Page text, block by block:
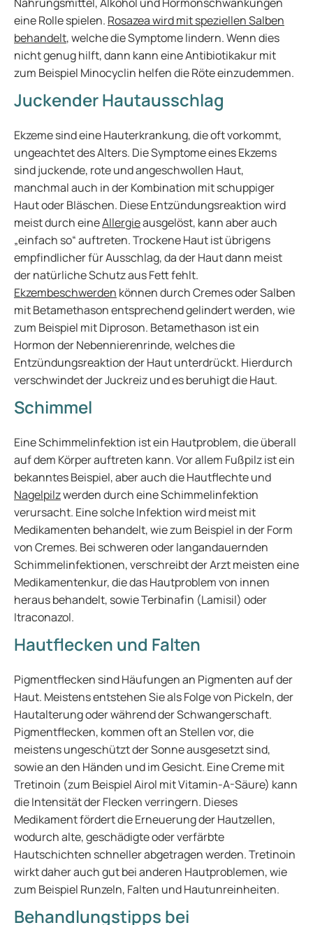
eine Rolle spielen. Rosazea wird mit speziellen Salben
behandelt, welche die Symptome lindern. Wenn dies
nicht genug hilft, dann kann eine Antibiotikakur mit
zum Beispiel Minocyclin helfen die Röte einzudemmen.
Juckender Hautausschlag
Ekzeme sind eine Hauterkrankung, die oft vorkommt,
ungeachtet des Alters. Die Symptome eines Ekzems
sind juckende, rote und angeschwollen Haut,
manchmal auch in der Kombination mit schuppiger
Haut oder Bläschen. Diese Entzündungsreaktion wird
meist durch eineAllergieausgelöst, kann aber auch
„einfach so“ auftreten. Trockene Haut ist übrigens
empfindlicher für Ausschlag, da der Haut dann meist
der natürliche Schutz aus Fett fehlt.
Ekzembeschwerden können durch Cremes oder Salben
mit Betamethason entsprechend gelindert werden, wie
zum Beispiel mit Diproson. Betamethason ist ein
Hormon der Nebennierenrinde, welches die
Entzündungsreaktion der Haut unterdrückt. Hierdurch
verschwindet der Juckreiz und es beruhigt die Haut.
Schimmel
Eine Schimmelinfektion ist ein Hautproblem, die überall
auf dem Körper auftreten kann. Vor allem Fußpilz ist ein
bekanntes Beispiel, aber auch die Hautflechte und
Nagelpilzwerden durch eine Schimmelinfektion
verursacht. Eine solche Infektion wird meist mit
Medikamenten behandelt, wie zum Beispiel in der Form
von Cremes. Bei schweren oder langandauernden
Schimmelinfektionen, verschreibt der Arzt meisten eine
Medikamentenkur, die das Hautproblem von innen
heraus behandelt, sowie Terbinafin (Lamisil) oder
Itraconazol.
Hautflecken und Falten
Pigmentflecken sind Häufungen an Pigmenten auf der
Haut. Meistens entstehen Sie als Folge von Pickeln, der
Hautalterung oder während der Schwangerschaft.
Pigmentflecken, kommen oft an Stellen vor, die
meistens ungeschützt der Sonne ausgesetzt sind,
sowie an den Händen und im Gesicht. Eine Creme mit
Tretinoin (zum Beispiel Airol mit Vitamin-A-Säure) kann
die Intensität der Flecken verringern. Dieses
Medikament fördert die Erneuerung der Hautzellen,
wodurch alte, geschädigte oder verfärbte
Hautschichten schneller abgetragen werden. Tretinoin
wirkt daher auch gut bei anderen Hautproblemen, wie
zum Beispiel Runzeln, Falten und Hautunreinheiten.
Behandlungstipps bei